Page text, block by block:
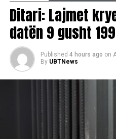
Ditari: Lajmet
datën 9 gusht
Published 4 hours ago on
By UBTNews